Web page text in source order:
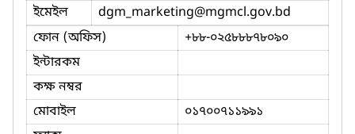
ইমেইল
dgm_marketing@mgmcl.gov.bd
ফোন (অফিস)
+৮৮-০২৫৮৮৮৭৮০৯০
ইন্টারকম
কক্ষ নম্বর
মোবাইল
০১৭০০৭১১৯৯১